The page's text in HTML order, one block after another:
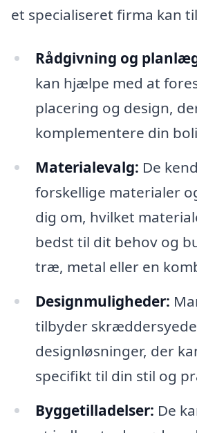
et specialiseret firma kan
Rådgivning og
kan hjælpe med at
placering og design,
komplementere din
Materialevalg: De
forskellige materialer
dig om, hvilket
bedst til dit behov og
træ, metal eller en
Designmuligheder:
tilbyder skræddersyede
designløsninger, der
specifikt til din stil og
Byggetilladelser: De